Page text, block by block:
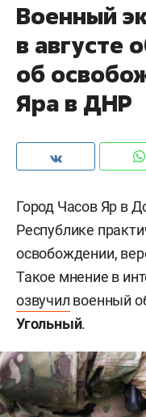
Военный
в августе
об
Яра в ДНР
Город Часов Яр в
Республике
освобождении,
Такое мнение в
озвучил военный
Угольный.